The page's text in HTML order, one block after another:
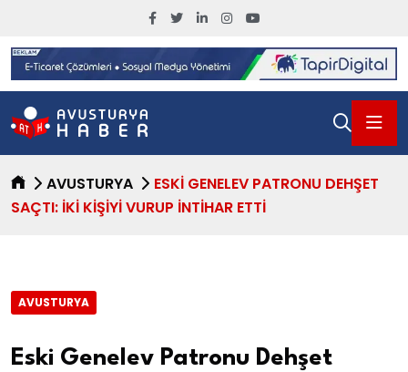
AVUSTURYA
ESKI GENELEV PATRONU DEHŞET
SAÇTI: İKI KIŞIYI VURUP İNTIHAR ETTI
AVUSTURYA
Eski Genelev Patronu Dehşet